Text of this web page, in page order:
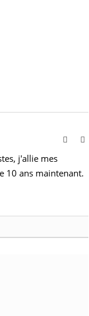
Website
j'allie mes
10 ans maintenant.